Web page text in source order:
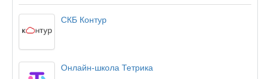
СКБ Контур
Онлайн-школа Тетрика